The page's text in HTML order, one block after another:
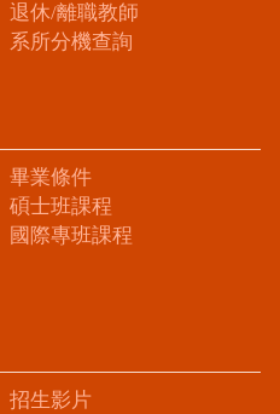
退休/離職教師
系所分機查詢
畢業條件
碩士班課程
國際專班課程
招生影片